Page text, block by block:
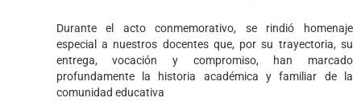
Durante el acto conmemorativo, se rindió homenaje
especial a nuestros docentes que, por su trayectoria, su
entrega, vocación y compromiso, han marcado
profundamente la historia académica y familiar de la
comunidad educativa